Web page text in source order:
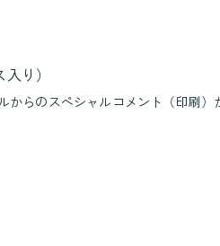
り）
からのスペシャルコメント（印刷）